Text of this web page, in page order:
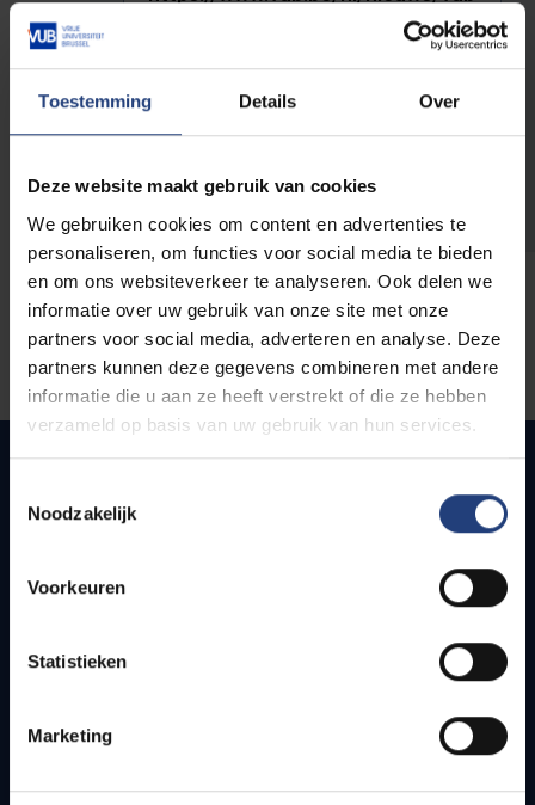
Toestemming Details Over
Deze website maakt gebruik van cookies
We gebruiken cookies om content en advertenties te
personaliseren, om functies voor social media te bieden
en om ons websiteverkeer te analyseren. Ook delen we
informatie over uw gebruik van onze site met onze
partners voor social media, adverteren en analyse. Deze
partners kunnen deze gegevens combineren met andere
informatie die u aan ze heeft verstrekt of die ze hebben
verzameld op basis van uw gebruik van hun services.
Noodzakelijk
Voorkeuren
Statistieken
Marketing
De volledige URL van de pagina waar je de fout zag.
Snel naar
Bereikbaarheid